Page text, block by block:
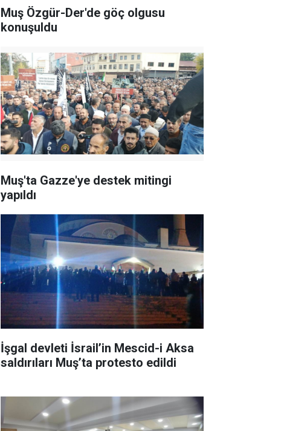
Muş Özgür-Der'de göç olgusu
konuşuldu
Muş'ta Gazze'ye destek mitingi
yapıldı
İşgal devleti İsrail’in Mescid-i Aksa
saldırıları Muş’ta protesto edildi